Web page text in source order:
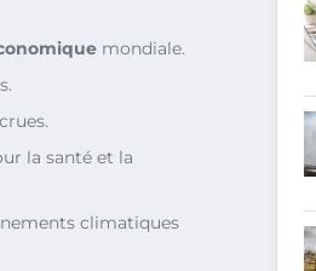
mondiale.
la santé et la
climatiques